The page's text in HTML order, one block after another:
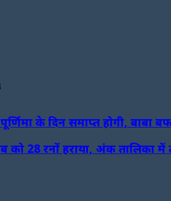
के दिन समाप्त होगी, बाबा
28 रनों हराया, अंक तालिका में